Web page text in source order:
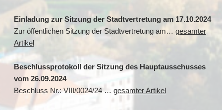
Einladung zur Sitzung der Stadtvertretung am 17.10.2024
Zur öffentlichen Sitzung der Stadtvertretung am… gesamter
Artikel
Beschlussprotokoll der Sitzung des Hauptausschusses
vom 26.09.2024
Beschluss Nr.: VIII/0024/24 … gesamter Artikel